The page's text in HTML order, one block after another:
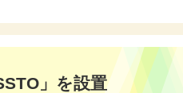
」を設置